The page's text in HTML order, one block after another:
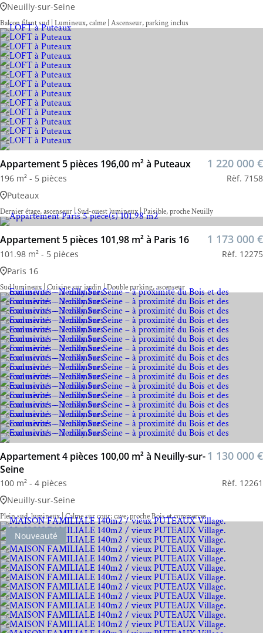
Neuilly-sur-Seine
Balcon filant sud | Lumineux, calme | Ascenseur, parking inclus
Appartement 5 pièces 196,00 m² à Puteaux 1 220 000 €
196 m² - 5 pièces
Rèf. 7158
Puteaux
Dernier étage, ascenseur | Sud-ouest lumineux | Paisible, proche Neuilly
Appartement 5 pièces 101,98 m² à Paris 16 1 173 000 €
101.98 m² - 5 pièces
Rèf. 12275
Paris 16
Sud lumineux | Cuisine sur jardin | Double parking, ascenseur
Appartement 4 pièces 100,00 m² à Neuilly-sur-
Seine
1 130 000 €
100 m² - 4 pièces
Rèf. 12261
Neuilly-sur-Seine
Plein sud, lumineux | Calme sur cour; cave; proche Bois et commerces
Nouveauté